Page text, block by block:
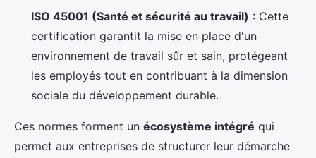
ISO 45001 (Santé et sécurité au travail) : Cette
certification garantit la mise en place d'un
environnement de travail sûr et sain, protégeant
les employés tout en contribuant à la dimension
sociale du développement durable.
Ces normes forment un écosystème intégré qui
permet aux entreprises de structurer leur démarche